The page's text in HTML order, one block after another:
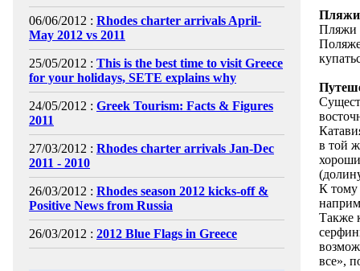
06/06/2012 : Rhodes charter arrivals April-
May 2012 vs 2011
25/05/2012 : This is the best time to visit Greece
for your holidays, SETE explains why
24/05/2012 : Greek Tourism: Facts & Figures
2011
27/03/2012 : Rhodes charter arrivals Jan-Dec
2011 - 2010
26/03/2012 : Rhodes season 2012 kicks-off &
Positive News from Russia
26/03/2012 : 2012 Blue Flags in Greece
Пляжи
Пляжи
в той
К тому
Также
все»,